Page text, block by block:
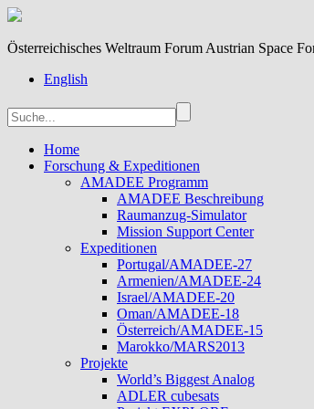
Österreichisches Weltraum Forum Austrian Space
English
Home
Forschung & Expeditionen
AMADEE Programm
AMADEE Beschreibung
Raumanzug-Simulator
Mission Support Center
Expeditionen
Portugal/AMADEE-27
Armenien/AMADEE-24
Israel/AMADEE-20
Oman/AMADEE-18
Österreich/AMADEE-15
Marokko/MARS2013
Projekte
World’s Biggest Analog
ADLER cubesats